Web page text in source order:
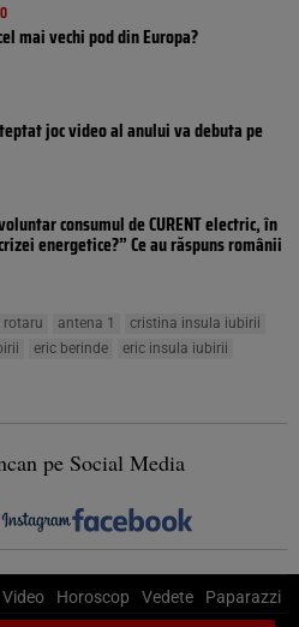
mai vechi pod din Europa?
joc video al anului va debuta pe
consumul de CURENT electric, în
energetice?” Ce au răspuns românii
rotaru antena 1
cristina insula iubirii
eric berinde
eric insula iubirii
pe Social Media
Video Horoscop Vedete Paparazzi